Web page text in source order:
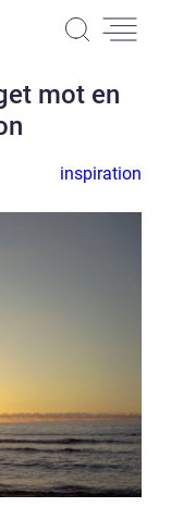
mot en
inspiration